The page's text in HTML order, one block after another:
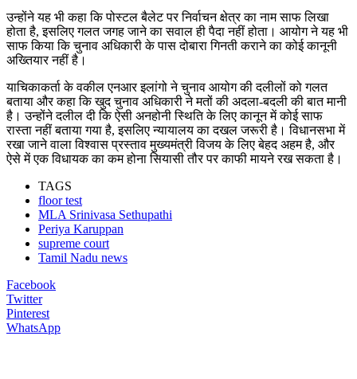
उन्होंने यह भी कहा कि पोस्टल बैलेट पर निर्वाचन क्षेत्र का नाम साफ लिखा
होता है, इसलिए गलत जगह जाने का सवाल ही पैदा नहीं होता। आयोग ने यह भी
साफ किया कि चुनाव अधिकारी के पास दोबारा गिनती कराने का कोई कानूनी
अख्तियार नहीं है।
याचिकाकर्ता के वकील एनआर इलांगो ने चुनाव आयोग की दलीलों को गलत
बताया और कहा कि खुद चुनाव अधिकारी ने मतों की अदला-बदली की बात मानी
है। उन्होंने दलील दी कि ऐसी अनहोनी स्थिति के लिए कानून में कोई साफ
रास्ता नहीं बताया गया है, इसलिए न्यायालय का दखल जरूरी है। विधानसभा में
रखा जाने वाला विश्वास प्रस्ताव मुख्यमंत्री विजय के लिए बेहद अहम है, और
ऐसे में एक विधायक का कम होना सियासी तौर पर काफी मायने रख सकता है।
TAGS
floor test
MLA Srinivasa Sethupathi
Periya Karuppan
supreme court
Tamil Nadu news
Facebook
Twitter
Pinterest
WhatsApp